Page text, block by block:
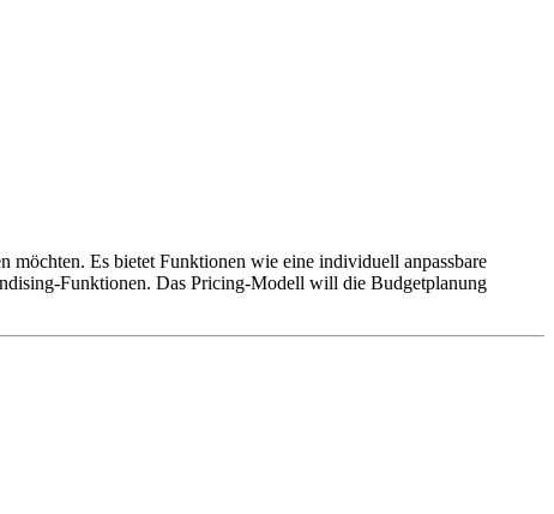
Es bietet Funktionen wie eine individuell anpassbare
Funktionen. Das Pricing-Modell will die Budgetplanung